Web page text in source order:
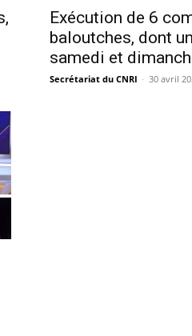
Exécution de 6
baloutches, dont
samedi et
Secrétariat du CNRI - 30 avril